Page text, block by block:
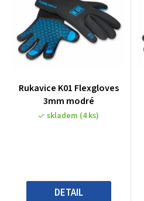
Rukavice K01 Flexgloves
3mm modré
skladem (4 ks)
DETAIL